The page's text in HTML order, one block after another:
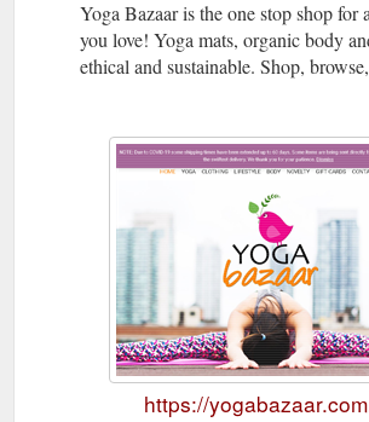
Yoga Bazaar is the one stop shop for
you love! Yoga mats, organic body
ethical and sustainable. Shop,
https://